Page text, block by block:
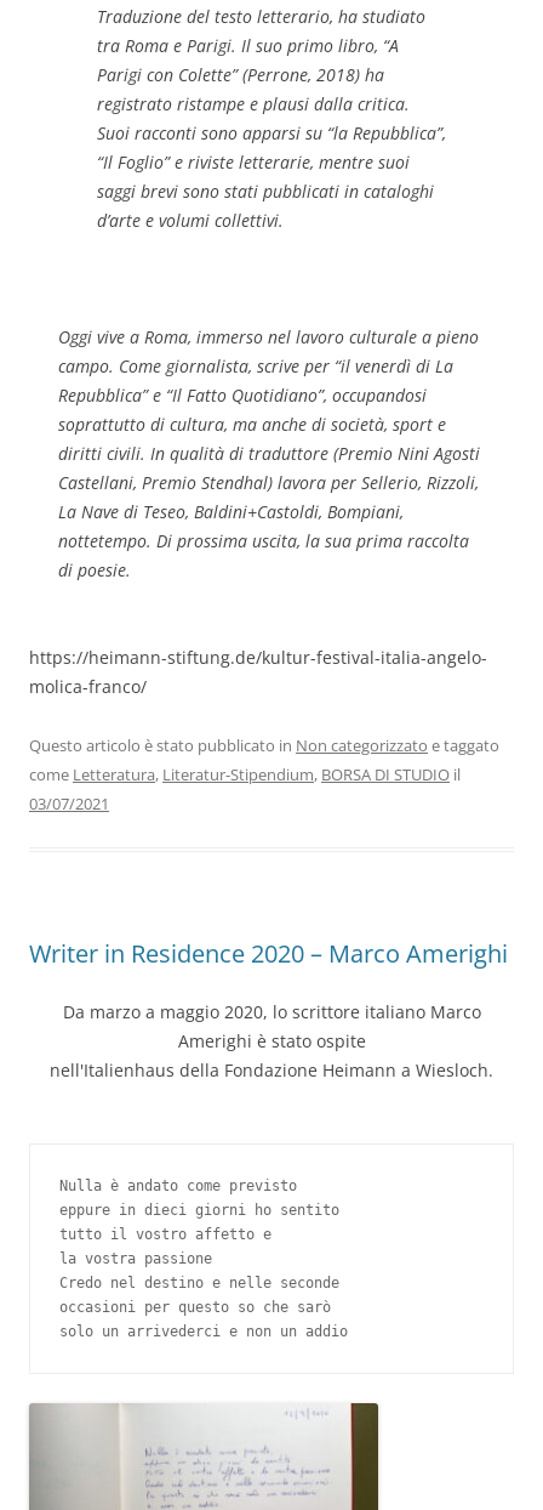
Traduzione del testo letterario, ha studiato
tra Roma e Parigi. Il suo primo libro, “A
Parigi con Colette” (Perrone, 2018) ha
registrato ristampe e plausi dalla critica.
Suoi racconti sono apparsi su “la Repubblica”,
“Il Foglio” e riviste letterarie, mentre suoi
saggi brevi sono stati pubblicati in cataloghi
d’arte e volumi collettivi.
Oggi vive a Roma, immerso nel lavoro culturale a pieno
campo. Come giornalista, scrive per “il venerdì di La
Repubblica” e “Il Fatto Quotidiano”, occupandosi
soprattutto di cultura, ma anche di società, sport e
diritti civili. In qualità di traduttore (Premio Nini Agosti
Castellani, Premio Stendhal) lavora per Sellerio, Rizzoli,
La Nave di Teseo, Baldini+Castoldi, Bompiani,
nottetempo. Di prossima uscita, la sua prima raccolta
di poesie.
https://heimann-stiftung.de/kultur-festival-italia-angelo-
molica-franco/
Questo articolo è stato pubblicato in Non categorizzato e taggato
come Letteratura, Literatur-Stipendium, BORSA DI STUDIO il
03/07/2021
Writer in Residence 2020 – Marco Amerighi
Da marzo a maggio 2020, lo scrittore italiano Marco
Amerighi è stato ospite
nell'Italienhaus della Fondazione Heimann a Wiesloch.
Nulla è andato come previsto
eppure in dieci giorni ho sentito
tutto il vostro affetto e
la vostra passione
Credo nel destino e nelle seconde
occasioni per questo so che sarò
solo un arrivederci e non un addio